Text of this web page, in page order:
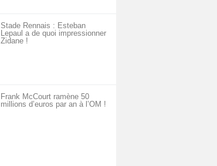
Stade Rennais : Esteban
Lepaul a de quoi impressionner
Zidane !
Frank McCourt ramène 50
millions d’euros par an à l’OM !